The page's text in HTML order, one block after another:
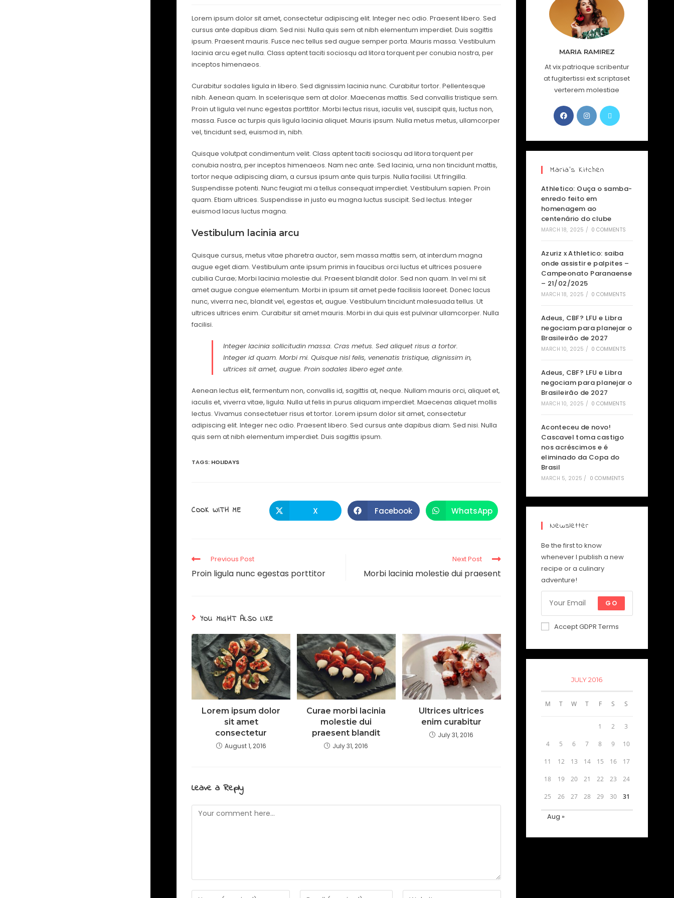
Lorem ipsum dolor sit amet, consectetur adipiscing elit. Integer nec odio. Praesent libero. Sed
cursus ante dapibus diam. Sed nisi. Nulla quis sem at nibh elementum imperdiet. Duis sagittis
ipsum. Praesent mauris. Fusce nec tellus sed augue semper porta. Mauris massa. Vestibulum
lacinia arcu eget nulla. Class aptent taciti sociosqu ad litora torquent per conubia nostra, per
inceptos himenaeos.
Curabitur sodales ligula in libero. Sed dignissim lacinia nunc. Curabitur tortor. Pellentesque
nibh. Aenean quam. In scelerisque sem at dolor. Maecenas mattis. Sed convallis tristique sem.
Proin ut ligula vel nunc egestas porttitor. Morbi lectus risus, iaculis vel, suscipit quis, luctus non,
massa. Fusce ac turpis quis ligula lacinia aliquet. Mauris ipsum. Nulla metus metus, ullamcorper
vel, tincidunt sed, euismod in, nibh.
Quisque volutpat condimentum velit. Class aptent taciti sociosqu ad litora torquent per
conubia nostra, per inceptos himenaeos. Nam nec ante. Sed lacinia, urna non tincidunt mattis,
tortor neque adipiscing diam, a cursus ipsum ante quis turpis. Nulla facilisi. Ut fringilla.
Suspendisse potenti. Nunc feugiat mi a tellus consequat imperdiet. Vestibulum sapien. Proin
quam. Etiam ultrices. Suspendisse in justo eu magna luctus suscipit. Sed lectus. Integer
euismod lacus luctus magna.
Vestibulum lacinia arcu
Quisque cursus, metus vitae pharetra auctor, sem massa mattis sem, at interdum magna
augue eget diam. Vestibulum ante ipsum primis in faucibus orci luctus et ultrices posuere
cubilia Curae; Morbi lacinia molestie dui. Praesent blandit dolor. Sed non quam. In vel mi sit
amet augue congue elementum. Morbi in ipsum sit amet pede facilisis laoreet. Donec lacus
nunc, viverra nec, blandit vel, egestas et, augue. Vestibulum tincidunt malesuada tellus. Ut
ultrices ultrices enim. Curabitur sit amet mauris. Morbi in dui quis est pulvinar ullamcorper. Nulla
facilisi.
Integer lacinia sollicitudin massa. Cras metus. Sed aliquet risus a tortor.
Integer id quam. Morbi mi. Quisque nisl felis, venenatis tristique, dignissim in,
ultrices sit amet, augue. Proin sodales libero eget ante.
Aenean lectus elit, fermentum non, convallis id, sagittis at, neque. Nullam mauris orci, aliquet et,
iaculis et, viverra vitae, ligula. Nulla ut felis in purus aliquam imperdiet. Maecenas aliquet mollis
lectus. Vivamus consectetuer risus et tortor. Lorem ipsum dolor sit amet, consectetur
adipiscing elit. Integer nec odio. Praesent libero. Sed cursus ante dapibus diam. Sed nisi. Nulla
quis sem at nibh elementum imperdiet. Duis sagittis ipsum.
TAGS: HOLIDAYS
COOK WITH ME X Facebook WhatsApp
Previous Post
Proin ligula nunc egestas porttitor
Next Post
Morbi lacinia molestie dui praesent
YOU MIGHT ALSO LIKE
Lorem ipsum dolor
sit amet
consectetur
August 1, 2016
Curae morbi lacinia
molestie dui
praesent blandit
July 31, 2016
Ultrices ultrices
enim curabitur
July 31, 2016
Leave a Reply
MARIA RAMIREZ
At vix patrioque scribentur
at fugitertissi ext scriptaset
verterem molestiae
Maria’s Kitchen
Athletico: Ouça o samba-
enredo feito em
homenagem ao
centenário do clube
MARCH 18, 2025 / 0 COMMENTS
Azuriz x Athletico: saiba
onde assistir e palpites –
Campeonato Paranaense
– 21/02/2025
MARCH 18, 2025 / 0 COMMENTS
Adeus, CBF? LFU e Libra
negociam para planejar o
Brasileirão de 2027
MARCH 10, 2025 / 0 COMMENTS
Adeus, CBF? LFU e Libra
negociam para planejar o
Brasileirão de 2027
MARCH 10, 2025 / 0 COMMENTS
Aconteceu de novo!
Cascavel toma castigo
nos acréscimos e é
eliminado da Copa do
Brasil
MARCH 5, 2025 / 0 COMMENTS
Newsletter
Be the first to know
whenever I publish a new
recipe or a culinary
adventure!
GO
Accept GDPR Terms
JULY 2016
M T W T F S S
1 2 3
4 5 6 7 8 9 10
11 12 13 14 15 16 17
18 19 20 21 22 23 24
25 26 27 28 29 30 31
Aug »